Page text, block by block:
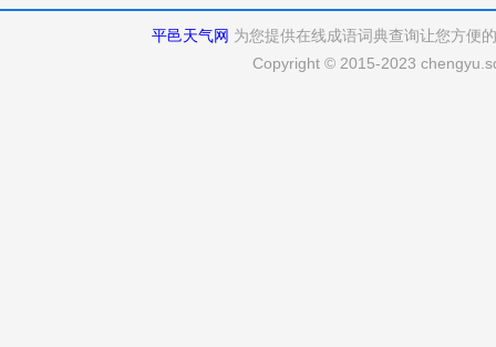
平邑天气网 为您提供在线成语词典查询让您方便
Copyright © 2015-2023